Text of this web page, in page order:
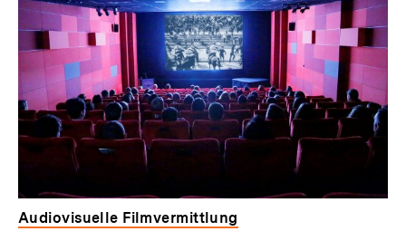
Audiovisuelle Filmvermittlung